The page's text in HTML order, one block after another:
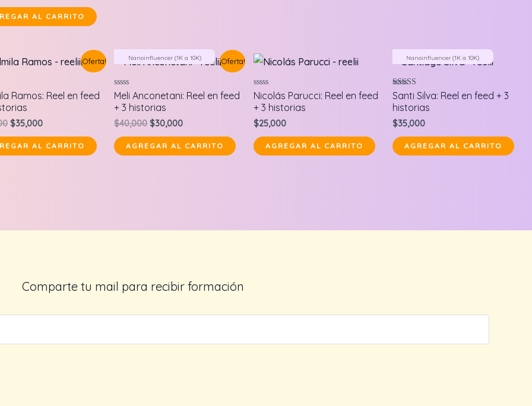
was:
$150,000.
is:
$100,000.
AL CARRITO
¡Oferta!
Ramos: Reel en feed
Original
was:
$45,000.
$35,000Current
is:
$35,000.
AL CARRITO
¡Oferta!
Nanoinfluencer (1K a 10K)
Valorado
en
0
de
5
Meli Anconetani: Reel en feed
+ 3 historias
$40,000 Original
was:
$40,000.
$30,000Current
is:
$30,000.
AGREGAR AL CARRITO
Valorado
en
0
de
5
Nicolás Parucci: Reel en feed
+ 3 historias
$25,000
AGREGAR AL CARRITO
Nanoinfluencer (1K a 10K)
Valorado en
5.00
de 5
Santi Silva: Reel en feed + 3
historias
$35,000
AGREGAR AL CARRITO
Comparte tu mail para recibir formación